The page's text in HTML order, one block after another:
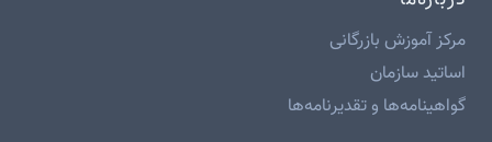
مرکز آموزش بازرگانی
اساتید سازمان
گواهینامه‌ها و تقدیرنامه‌ها